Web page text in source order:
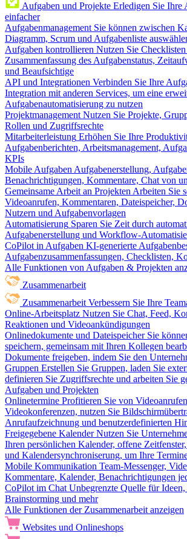
Aufgaben und Projekte Erledigen Sie Ihre
einfacher
Aufgabenmanagement Sie können zwischen
Diagramm, Scrum und Aufgabenliste
Aufgaben kontrollieren Nutzen Sie
Zusammenfassung des Aufgabenstatus,
und Beaufsichtige
API und Integrationen Verbinden Sie Ihre
Integration mit anderen Services, um eine
Aufgabenautomatisierung zu nutzen
Projektmanagement Nutzen Sie Projekte,
Rollen und Zugriffsrechte
Mitarbeiterleistung Erhöhen Sie Ihre
Aufgabenberichten, Arbeitsmanagement,
KPIs
Mobile Aufgaben Aufgabenerstellung,
Benachrichtigungen, Kommentare, Chat von
Gemeinsame Arbeit an Projekten Arbeiten Sie
Videoanrufen, Kommentaren, Dateispeicher,
Nutzern und Aufgabenvorlagen
Automatisierung Sparen Sie Zeit durch
Aufgabenerstellung und Workflow-
CoPilot in Aufgaben KI-generierte
Aufgabenzusammenfassungen, Checklisten,
Alle Funktionen von Aufgaben & Projekten
Zusammenarbeit
Zusammenarbeit Verbessern Sie Ihre
Online-Arbeitsplatz Nutzen Sie Chat, Feed,
Reaktionen und Videoankündigungen
Onlinedokumente und Dateispeicher Sie
speichern, gemeinsam mit Ihren Kollegen
Dokumente freigeben, indem Sie den
Gruppen Erstellen Sie Gruppen, laden Sie
definieren Sie Zugriffsrechte und arbeiten Sie
Aufgaben und Projekten
Onlinetermine Profitieren Sie von
Videokonferenzen, nutzen Sie
Anrufaufzeichnung und benutzerdefinierten
Freigegebene Kalender Nutzen Sie
Ihren persönlichen Kalender, offene
und Kalendersynchroniserung, um Ihre
Mobile Kommunikation Team-Messenger,
Kommentare, Kalender, Benachrichtigungen
CoPilot im Chat Unbegrenzte Quelle für
Brainstorming und mehr
Alle Funktionen der Zusammenarbeit anzeigen
Websites und Onlineshops